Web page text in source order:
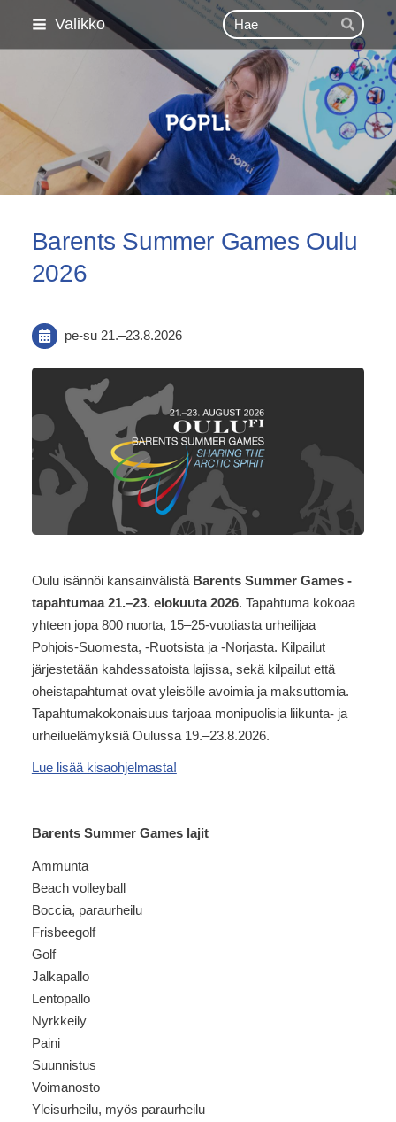
Siirry
Valikko
Haku
Hae
Pohjois-Pohjanmaan
Barents Summer Games Oulu
2026
pe-su 21.–23.8.2026
Oulu isännöi kansainvälistä Barents Summer Games -
tapahtumaa 21.–23. elokuuta 2026. Tapahtuma kokoaa
yhteen jopa 800 nuorta, 15–25-vuotiasta urheilijaa
Pohjois-Suomesta, -Ruotsista ja -Norjasta. Kilpailut
järjestetään kahdessatoista lajissa, sekä kilpailut että
oheistapahtumat ovat yleisölle avoimia ja maksuttomia.
Tapahtumakokonaisuus tarjoaa monipuolisia liikunta- ja
urheiluelämyksiä Oulussa 19.–23.8.2026.
Lue lisää kisaohjelmasta!
Barents Summer Games lajit
Ammunta
Beach volleyball
Boccia, paraurheilu
Frisbeegolf
Golf
Jalkapallo
Lentopallo
Nyrkkeily
Paini
Suunnistus
Voimanosto
Yleisurheilu, myös paraurheilu